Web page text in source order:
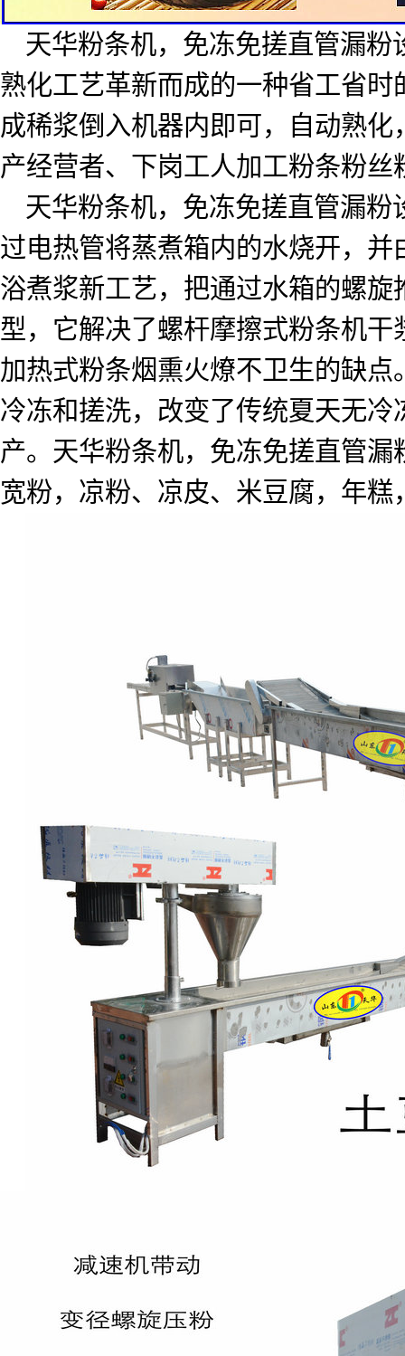
天华粉条机，免冻免搓直管漏
熟化工艺革新而成的一种省工省
成稀浆倒入机器内即可，自动熟
产经营者、下岗工人加工粉条粉
天华粉条机，免冻免搓直管漏
过电热管将蒸煮箱内的水烧开，
浴煮浆新工艺，把通过水箱的螺
型，它解决了螺杆摩擦式粉条机
加热式粉条烟熏火燎不卫生的缺
冷冻和搓洗，改变了传统夏天无
产。天华粉条机，免冻免搓直管
宽粉，凉粉、凉皮、米豆腐，年